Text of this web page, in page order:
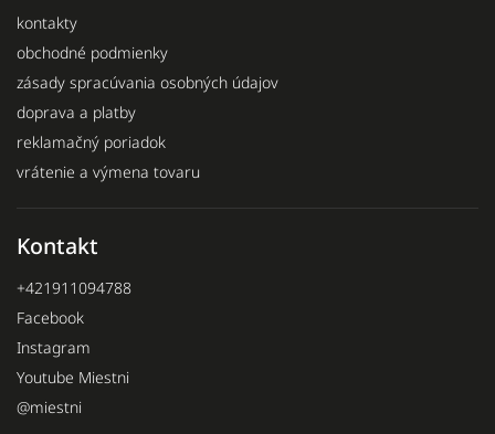
kontakty
obchodné podmienky
zásady spracúvania osobných údajov
doprava a platby
reklamačný poriadok
vrátenie a výmena tovaru
Kontakt
+421911094788
Facebook
Instagram
Youtube Miestni
@miestni